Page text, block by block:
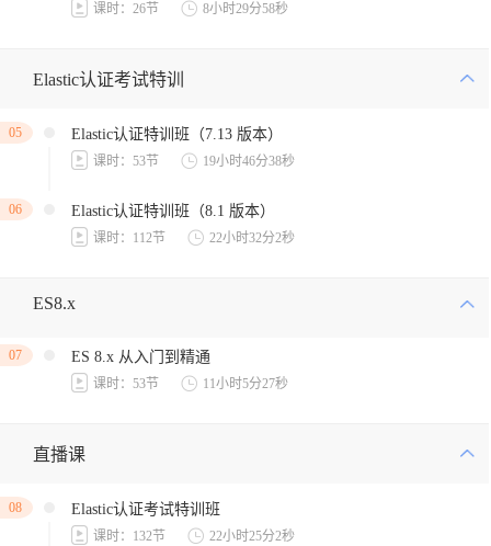
课时：26节 8小时29分58秒
Elastic认证考试特训
05 Elastic认证特训班（7.13 版本）
课时：53节 19小时46分38秒
06 Elastic认证特训班（8.1 版本）
课时：112节 22小时32分2秒
ES8.x
07 ES 8.x 从入门到精通
课时：53节 11小时5分27秒
直播课
08 Elastic认证考试特训班
课时：132节 22小时25分2秒